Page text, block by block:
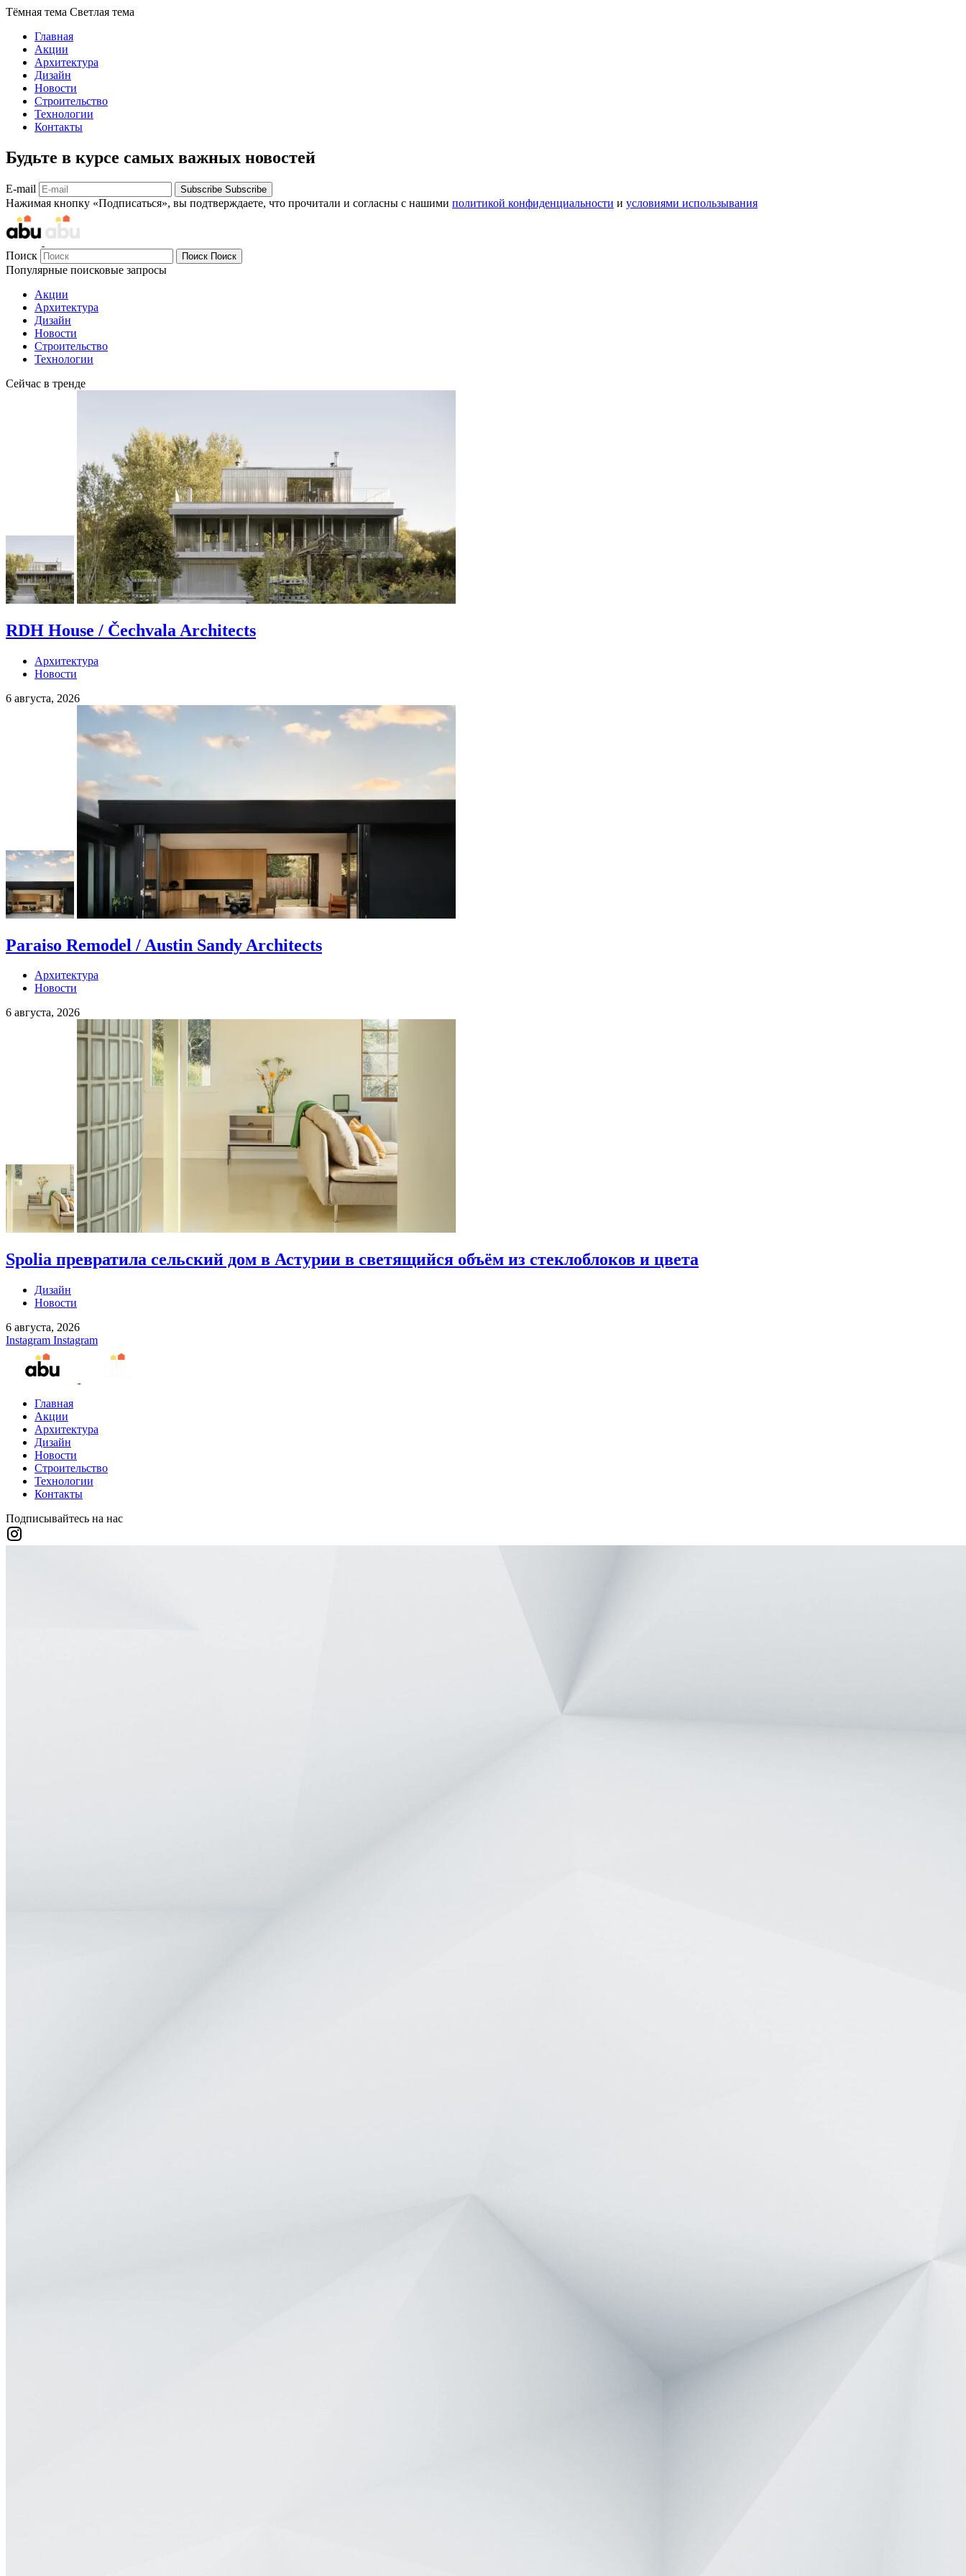
Тёмная тема Светлая тема
Главная
Акции
Архитектура
Дизайн
Новости
Строительство
Технологии
Контакты
Будьте в курсе самых важных новостей
E-mail Subscribe Subscribe
Нажимая кнопку «Подписаться», вы подтверждаете, что прочитали и согласны с нашими политикой конфиденциальности и условиями использывания
Поиск Поиск Поиск
Популярные поисковые запросы
Акции
Архитектура
Дизайн
Новости
Строительство
Технологии
Сейчас в тренде
RDH House / Čechvala Architects
Архитектура
Новости
6 августа, 2026
Paraiso Remodel / Austin Sandy Architects
Архитектура
Новости
6 августа, 2026
Spolia превратила сельский дом в Астурии в светящийся объём из стеклоблоков и цвета
Дизайн
Новости
6 августа, 2026
Instagram Instagram
Главная
Акции
Архитектура
Дизайн
Новости
Строительство
Технологии
Контакты
Подписывайтесь на нас